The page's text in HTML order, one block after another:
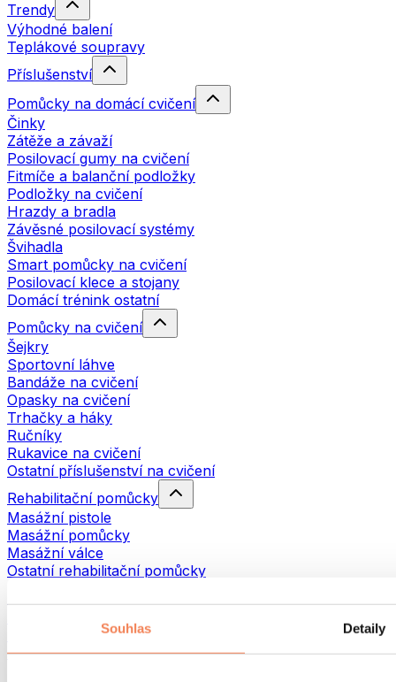
Souhlas Detaily
Trendy
Výhodné balení
Teplákové soupravy
Příslušenství
Pomůcky na domácí cvičení
Činky
Zátěže a závaží
Posilovací gumy na cvičení
Fitmíče a balanční podložky
Podložky na cvičení
Hrazdy a bradla
Závěsné posilovací systémy
Švihadla
Smart pomůcky na cvičení
Posilovací klece a stojany
Domácí trénink ostatní
Pomůcky na cvičení
Šejkry
Sportovní láhve
Bandáže na cvičení
Opasky na cvičení
Trhačky a háky
Ručníky
Rukavice na cvičení
Ostatní příslušenství na cvičení
Rehabilitační pomůcky
Masážní pistole
Masážní pomůcky
Masážní válce
Ostatní rehabilitační pomůcky
Batohy